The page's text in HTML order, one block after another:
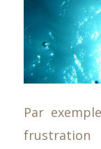
Par